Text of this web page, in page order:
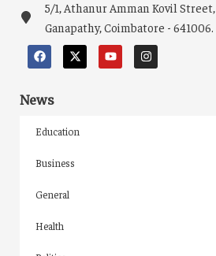
5/1, Athanur Amman Kovil Street,
Ganapathy, Coimbatore - 641006.
News
Education
Business
General
Health